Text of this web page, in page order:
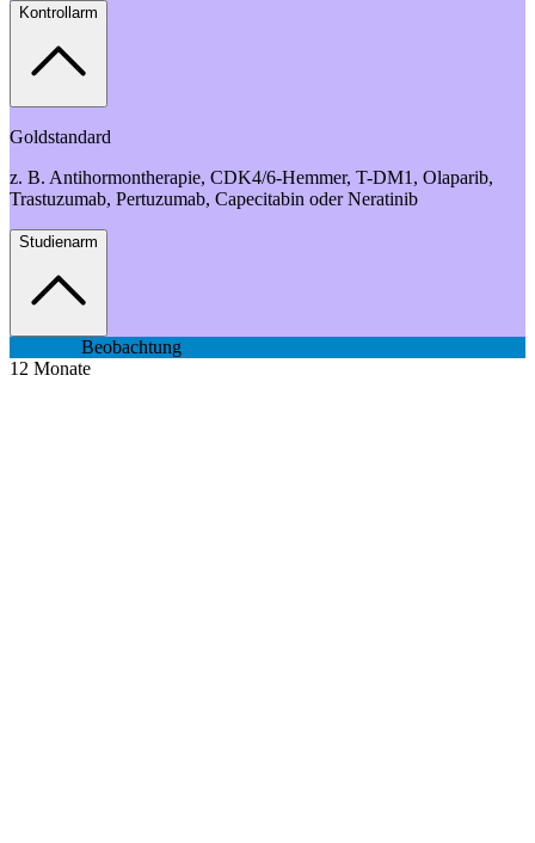
Kontrollarm
Goldstandard
z. B. Antihormontherapie, CDK4/6-Hemmer, T-DM1, Olaparib,
Trastuzumab, Pertuzumab, Capecitabin oder Neratinib
Studienarm
Beobachtung
12 Monate